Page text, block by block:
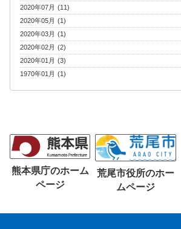
2020年07月 (11)
2020年05月 (1)
2020年03月 (1)
2020年02月 (2)
2020年01月 (3)
1970年01月 (1)
熊本県庁のホーム
ページ
荒尾市役所のホー
ムページ